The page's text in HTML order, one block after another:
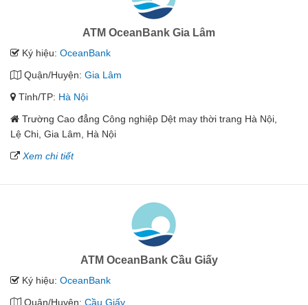
ATM OceanBank Gia Lâm
Ký hiệu: OceanBank
Quận/Huyện: Gia Lâm
Tỉnh/TP: Hà Nội
Trường Cao đẳng Công nghiệp Dệt may thời trang Hà Nội,
Lệ Chi, Gia Lâm, Hà Nội
Xem chi tiết
ATM OceanBank Cầu Giấy
Ký hiệu: OceanBank
Quận/Huyện: Cầu Giấy